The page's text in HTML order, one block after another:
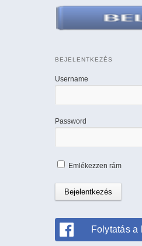
BEJELENTKEZÉS
Username
Password
Emlékezzen rám
Folytatás a